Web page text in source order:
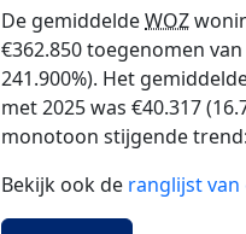
De gemiddeldeWOZ
€362.850 toegenomen
241.900%). Het
met 2025 was €40.317
monotoon stijgende
Bekijk ook de ranglijst